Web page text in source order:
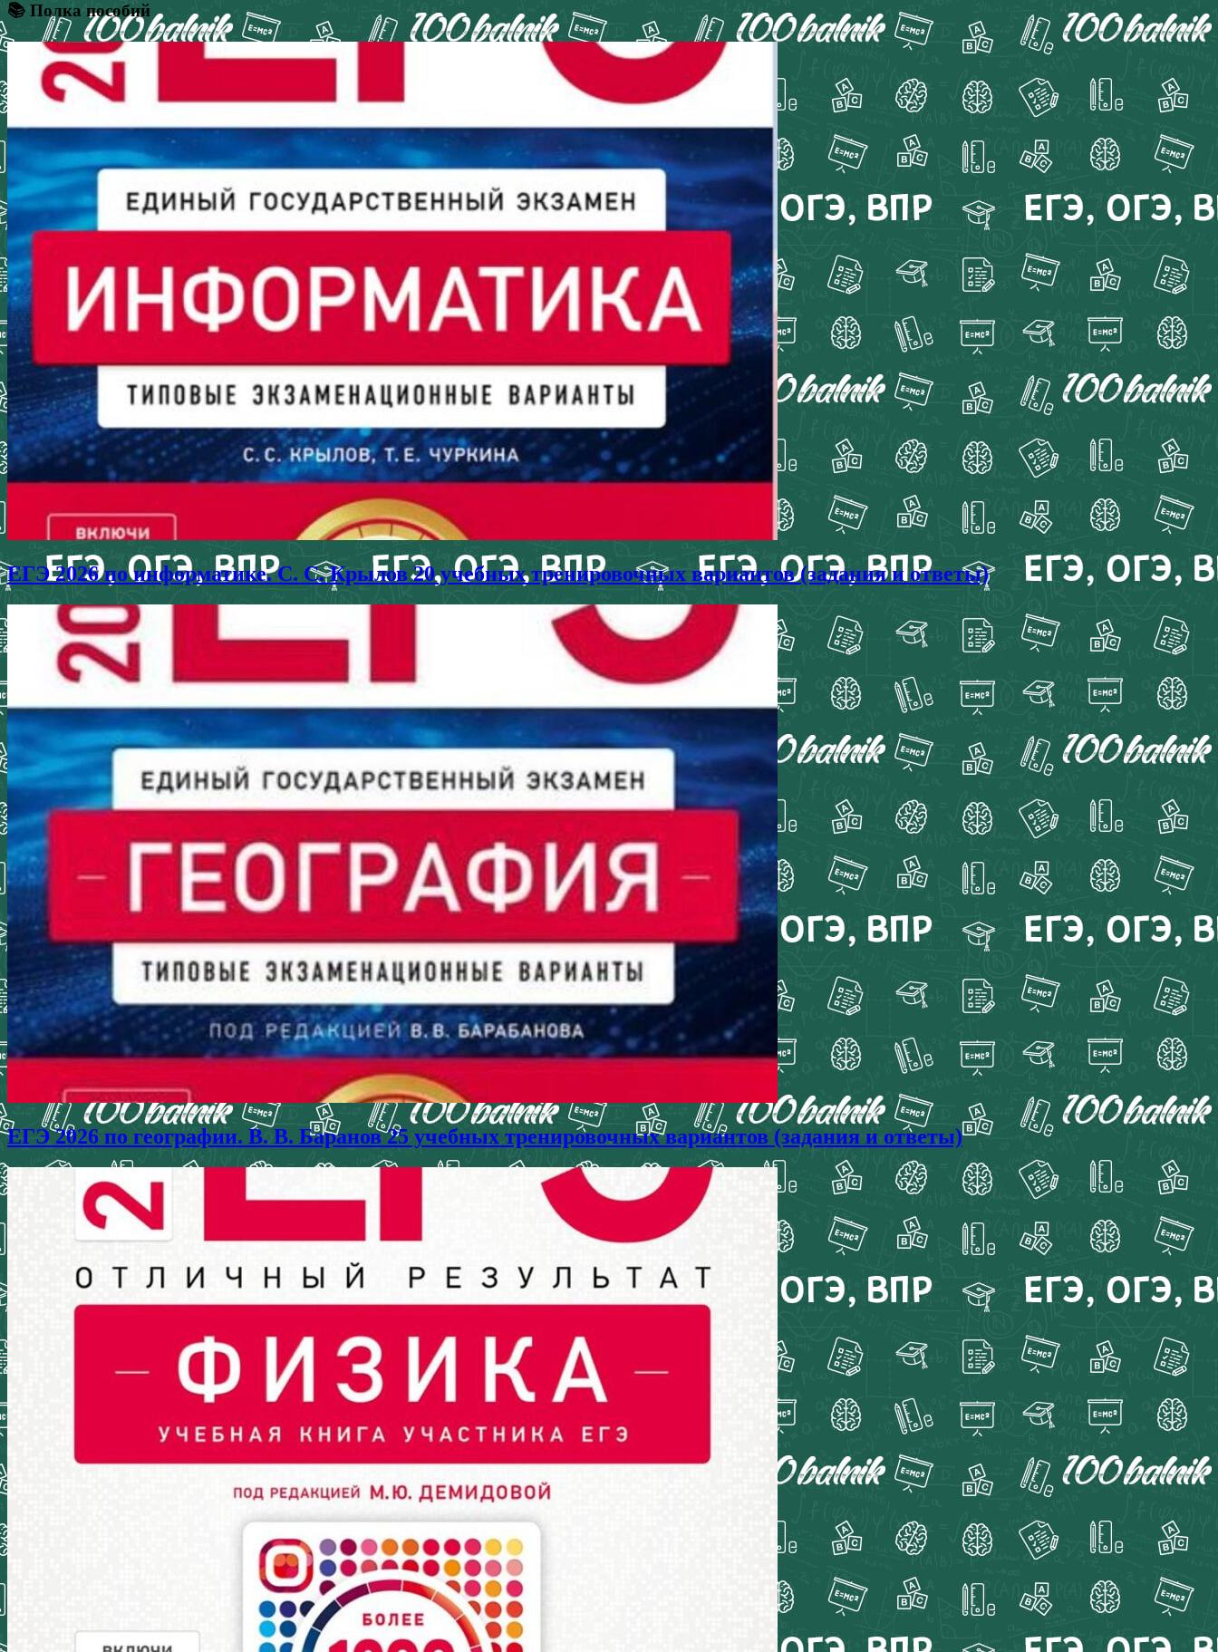
📚 Полка пособий
ЕГЭ 2026 по информатике. С. С. Крылов 20 учебных тренировочных вариантов (задания и ответы)
ЕГЭ 2026 по географии. В. В. Баранов 25 учебных тренировочных вариантов (задания и ответы)